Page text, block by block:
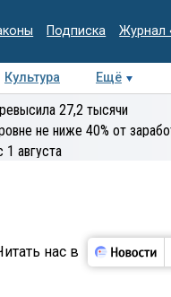
Подписка Журнал
Культура Ещё
Колумнисты
27,2 тысячи
не ниже 40% от
1 августа
нас в